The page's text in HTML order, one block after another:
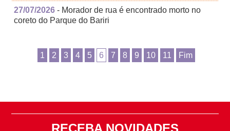
27/07/2026 - Morador de rua é encontrado morto no
coreto do Parque do Bariri
1 2 3 4 5 6 7 8 9 10 11 Fim
RECEBA NOVIDADES